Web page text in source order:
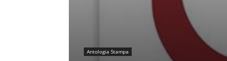
Antologia Stampa